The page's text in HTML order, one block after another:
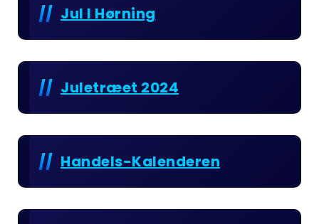
Jul I Hørning
Juletræet 2024
Handels-Kalenderen